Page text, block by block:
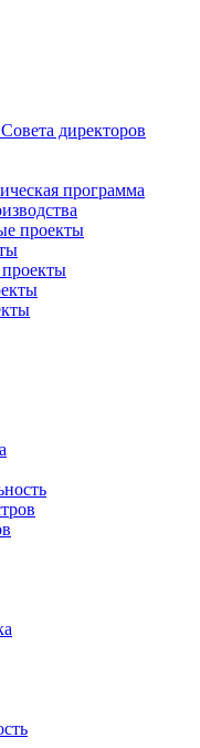
директоров
программа
проекты